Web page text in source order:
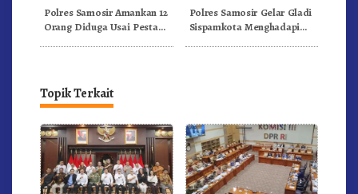
Pangururan
Kelembagaan TPPS
Polres Samosir Amankan 12
Orang Diduga Usai Pesta
Polres Samosir Gelar Gladi
Sispamkota Menghadapi
Topik Terkait